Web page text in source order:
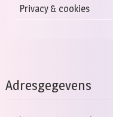
Privacy & cookies
Adresgegevens